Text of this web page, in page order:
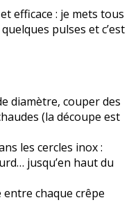
efficace : je mets tous
pulses et c’est
diamètre, couper des
(la découpe est
les cercles inox :
jusqu’en haut du
entre chaque crêpe